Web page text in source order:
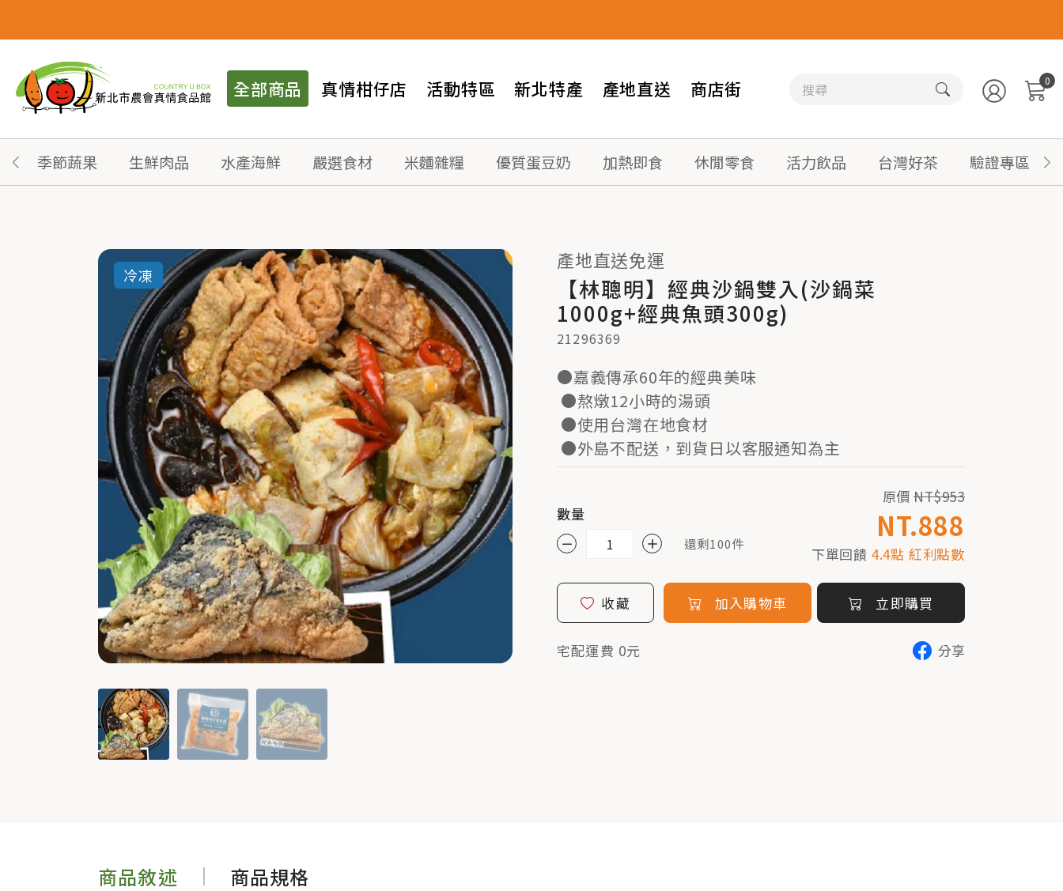
全部商品 真情柑仔店 活動特區 新北特產 產地直送 商店街 0
季節蔬果 生鮮肉品 水產海鮮 嚴選食材 米麵雜糧 優質蛋豆奶 加熱即食 休閒零食 活力飲品 台灣好茶 驗證專區
冷凍
產地直送免運
【林聰明】經典沙鍋雙入(沙鍋菜
1000g+經典魚頭300g)
21296369
●嘉義傳承60年的經典美味
●熬燉12小時的湯頭
●使用台灣在地食材
●外島不配送，到貨日以客服通知為主
數量
還剩100件
原價 NT$953
NT.888
下單回饋 4.4點 紅利點數
收藏 加入購物車 立即購買
宅配運費 0元 分享
商品敘述 商品規格